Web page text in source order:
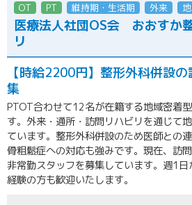
OT PT 維持期・生活期 外来
医療法人社団OS会 おおすか
リ
【時給2200円】整形外科併設
集
PTOT合わせて12名が在籍する地域密着
す。外来・通所・訪問リハビリを通じて
ています。整形外科併設のため医師との
骨粗鬆症への対応も強みです。現在、訪
非常勤スタッフを募集しています。週1
経験の方も歓迎いたします。